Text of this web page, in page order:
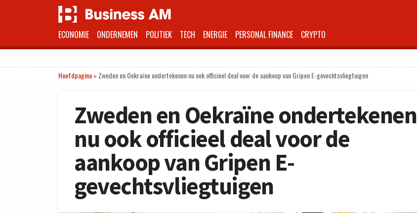
ECONOMIE ONDERNEMEN POLITIEK TECH ENERGIE PERSONAL FINANCE CRYPTO
Hoofdpagina» Zweden en Oekraïne ondertekenen nu ook officieel deal voor de aankoop van Gripen E-gevechtsvliegtuigen
Zweden en Oekraïne ondertekenen
nu ook officieel deal voor de
aankoop van Gripen E-
gevechtsvliegtuigen